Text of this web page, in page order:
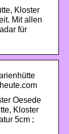
Kloster
Mit allen
für
Oesede
Kloster
5cm ;